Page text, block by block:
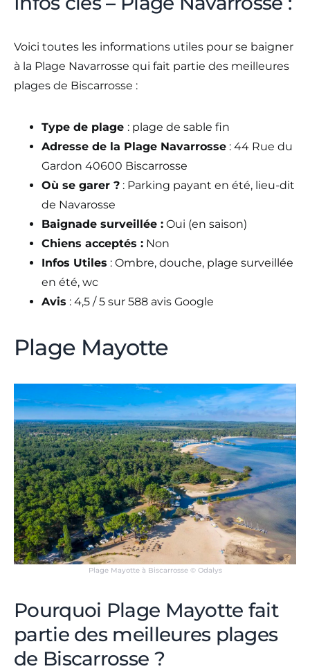
Voici toutes les informations utiles pour se baigner
à la Plage Navarrosse qui fait partie des meilleures
plages de Biscarrosse :
Type de plage : plage de sable fin
Adresse de la Plage Navarrosse : 44 Rue du
Gardon 40600 Biscarrosse
Où se garer ? : Parking payant en été, lieu-dit
de Navarosse
Baignade surveillée : Oui (en saison)
Chiens acceptés : Non
Infos Utiles : Ombre, douche, plage surveillée
en été, wc
Avis : 4,5 / 5 sur 588 avis Google
Plage Mayotte
Plage Mayotte à Biscarrosse © Odalys
Pourquoi Plage Mayotte fait
partie des meilleures plages
de Biscarrosse ?